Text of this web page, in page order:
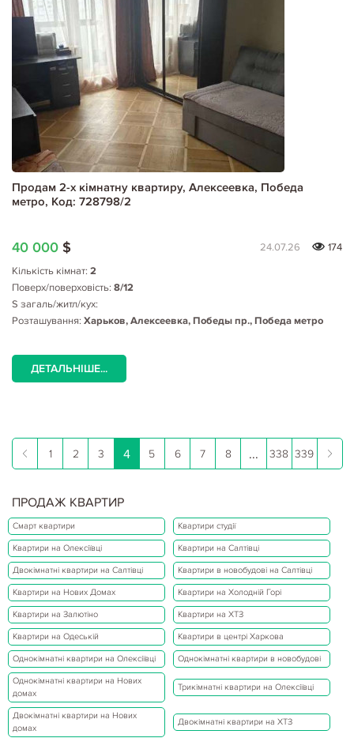
Продам 2-х кімнатну квартиру, Алексеевка, Победа
метро, Код: 728798/2
40 000 $ 24.07.26
174
Кількість кімнат: 2
Поверх/поверховість: 8/12
S загаль/житл/кух:
Розташування: Харьков, Алексеевка, Победы пр., Победа метро
ДЕТАЛЬНІШЕ...
1 2 3 4 5 6 7 8 ... 338 339
ПРОДАЖ КВАРТИР
Смарт квартири Квартири студії
Квартири на Олексіївці Квартири на Салтівці
Двокімнатні квартири на Салтівці Квартири в новобудові на Салтівці
Квартири на Нових Домах Квартири на Холодній Горі
Квартири на Залютіно Квартири на ХТЗ
Квартири на Одеській Квартири в центрі Харкова
Однокімнатні квартири на Олексіївці Однокімнатні квартири в новобудові
Однокімнатні квартири на Нових
домах
Трикімнатні квартири на Олексіївці
Двокімнатні квартири на Нових
домах
Двокімнатні квартири на ХТЗ